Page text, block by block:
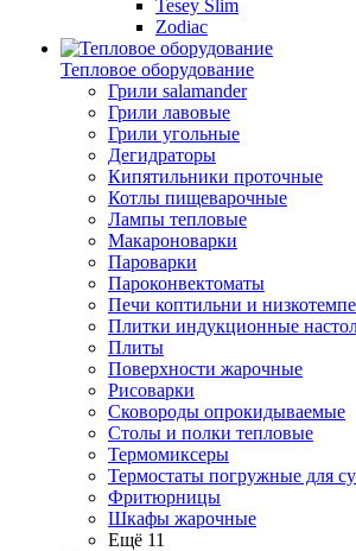
Tesey Slim
Zodiac
Тепловое оборудование
Грили salamander
Грили лавовые
Грили угольные
Дегидраторы
Кипятильники проточные
Котлы пищеварочные
Лампы тепловые
Макароноварки
Пароварки
Пароконвектоматы
Печи коптильни и
Плитки индукционные
Плиты
Поверхности жарочные
Рисоварки
Сковороды опрокидываемые
Столы и полки тепловые
Термомиксеры
Термостаты погружные для
Фритюрницы
Шкафы жарочные
Ещё 11